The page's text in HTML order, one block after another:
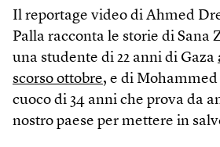
Il reportage video di Ahmed
Palla racconta le storie di Sana
una studente di 22 anni di Gaza
scorso ottobre, e di
cuoco di 34 anni che prova da
nostro paese per mettere in